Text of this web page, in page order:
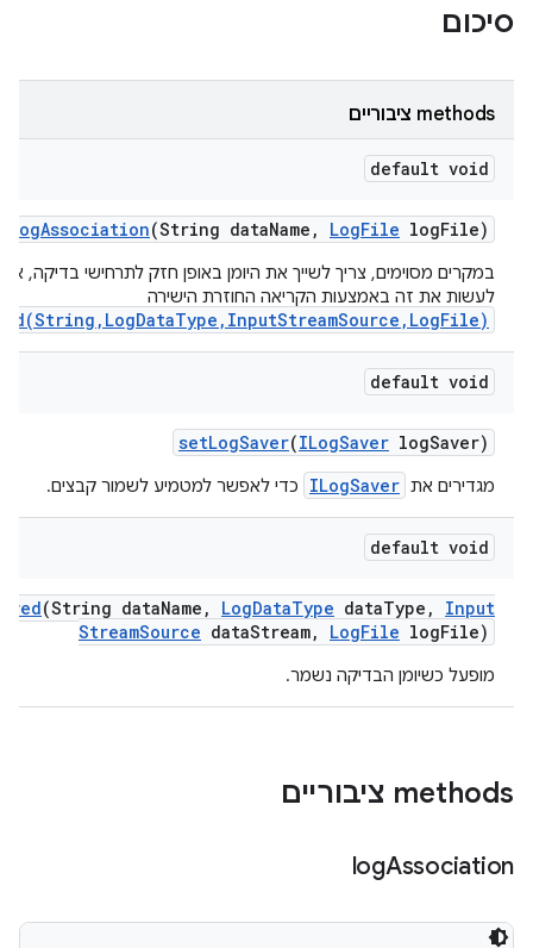
סיכום
‫methods ציבוריים
default void
logAssociation(String dataName , LogFile logFile)
במקרים מסוימים, צריך לשייך את היומן באופן חזק לתרחישי בדיקה,
לעשות את זה באמצעות הקריאה החוזרת הישירה
default void
setLogSaver(ILogSaver logSaver)
מגדירים את ILogSaver כדי לאפשר למטמיע לשמור קבצים.
default void
(String dataName , LogDataType dataType ,
Input
StreamSource dataStream, LogFile logFile)
מופעל כשיומן הבדיקה נשמר.
‫methods ציבוריים
logAssociation